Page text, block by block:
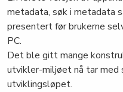
metadata, søk i metadata
presentert før brukerne
PC.
Det ble gitt mange
utvikler-miljøet nå tar med
utviklingsløpet.